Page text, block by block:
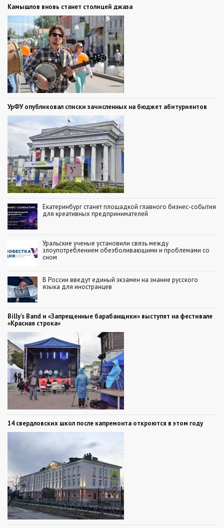
Камышлов вновь станет столицей джаза
УрФУ опубликовал списки зачисленных на бюджет абитуриентов
Екатеринбург станет площадкой главного бизнес-события
для креативных предпринимателей
Уральские ученые установили связь между
злоупотреблением обезболивающими и проблемами со
сном
В России введут единый экзамен на знание русского
языка для иностранцев
Billy’s Band и «Запрещенные барабанщики» выступят на фестивале
«Красная строка»
14 свердловских школ после капремонта откроются в этом году